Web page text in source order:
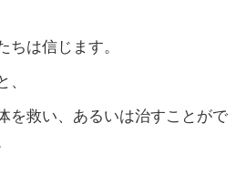
は信じます。
を救い、あるいは治すことがで